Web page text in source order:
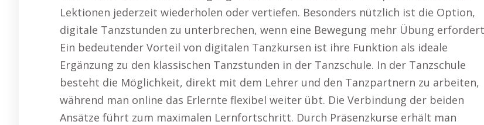
Lektionen jederzeit wiederholen oder vertiefen. Besonders nützlich ist die Option,
digitale Tanzstunden zu unterbrechen, wenn eine Bewegung mehr Übung
Ein bedeutender Vorteil von digitalen Tanzkursen ist ihre Funktion als ideale
Ergänzung zu den klassischen Tanzstunden in der Tanzschule. In der Tanzschule
besteht die Möglichkeit, direkt mit dem Lehrer und den Tanzpartnern zu arbeiten,
während man online das Erlernte flexibel weiter übt. Die Verbindung der beiden
Ansätze führt zum maximalen Lernfortschritt. Durch Präsenzkurse erhält man